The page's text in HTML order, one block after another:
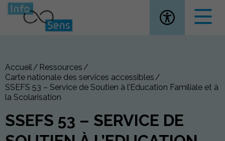
Ouvrir la
Accueil
Ressources
Carte nationale des services accessibles
SSEFS 53 – Service de Soutien à l’Education Familiale et à
la Scolarisation
SSEFS 53 – SERVICE DE